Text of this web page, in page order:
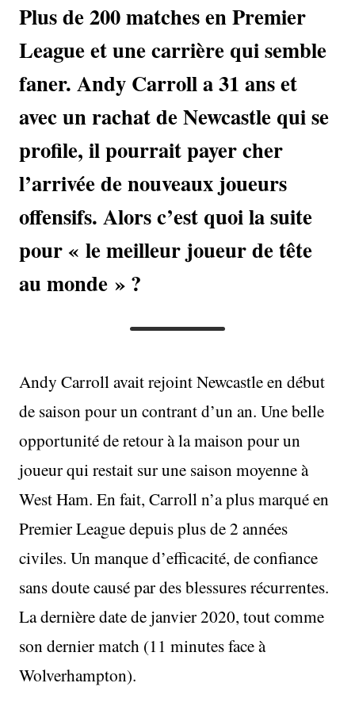
Plus de 200 matches en Premier
League et une carrière qui semble
faner. Andy Carroll a 31 ans et
avec un rachat de Newcastle qui se
profile, il pourrait payer cher
l’arrivée de nouveaux joueurs
offensifs. Alors c’est quoi la suite
pour « le meilleur joueur de tête
au monde » ?
Andy Carroll avait rejoint Newcastle en début
de saison pour un contrant d’un an. Une belle
opportunité de retour à la maison pour un
joueur qui restait sur une saison moyenne à
West Ham. En fait, Carroll n’a plus marqué en
Premier League depuis plus de 2 années
civiles. Un manque d’efficacité, de confiance
sans doute causé par des blessures récurrentes.
La dernière date de janvier 2020, tout comme
son dernier match (11 minutes face à
Wolverhampton).